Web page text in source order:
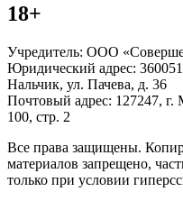
18+
Учредитель: ООО
Юридический адрес:
Нальчик, ул. Пачева, д. 36
Почтовый адрес: 127247, г.
100, стр. 2
Все права защищены.
материалов запрещено,
только при условии